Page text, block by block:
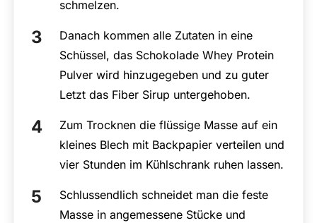
schmelzen.
Danach kommen alle Zutaten in eine
Schüssel, das Schokolade Whey Protein
Pulver wird hinzugegeben und zu guter
Letzt das Fiber Sirup untergehoben.
Zum Trocknen die flüssige Masse auf ein
kleines Blech mit Backpapier verteilen und
vier Stunden im Kühlschrank ruhen lassen.
Schlussendlich schneidet man die feste
Masse in angemessene Stücke und